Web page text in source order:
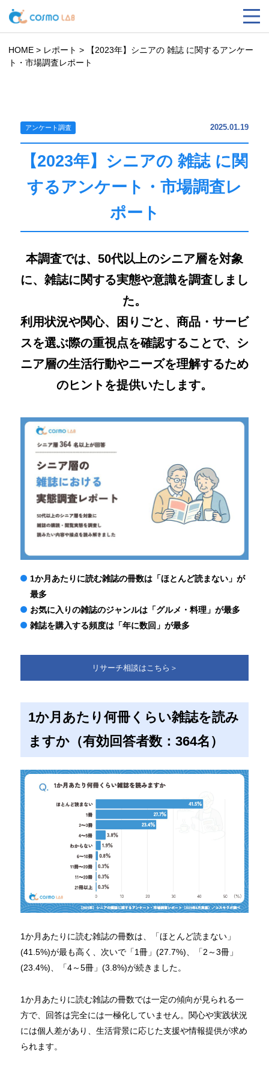
HOME > レポート >
【2023年】シニアの 雑誌 に関するアンケー
ト・市場調査レポート
アンケート調査 2025.01.19
【2023年】シニアの 雑誌 に関
するアンケート・市場調査レ
ポート
本調査では、50代以上のシニア層を対象
に、雑誌に関する実態や意識を調査しまし
た。
利用状況や関心、困りごと、商品・サービ
スを選ぶ際の重視点を確認することで、シ
ニア層の生活行動やニーズを理解するため
のヒントを提供いたします。
1か月あたりに読む雑誌の冊数は「ほとんど読まない」が
最多
お気に入りの雑誌のジャンルは「グルメ・料理」が最多
雑誌を購入する頻度は「年に数回」が最多
リサーチ相談はこちら＞
1か月あたり何冊くらい雑誌を読み
ますか（有効回答者数：364名）
1か月あたりに読む雑誌の冊数は、「ほとんど読まない」
(41.5%)が最も高く、次いで「1冊」(27.7%)、「2～3冊」
(23.4%)、「4～5冊」(3.8%)が続きました。
1か月あたりに読む雑誌の冊数では一定の傾向が見られる一
方で、回答は完全には一極化していません。関心や実践状況
には個人差があり、生活背景に応じた支援や情報提供が求め
られます。